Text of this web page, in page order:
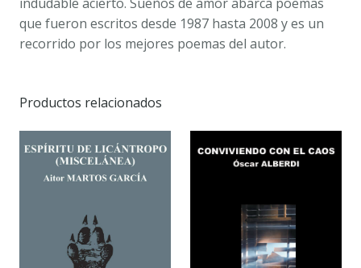
indudable acierto. Sueños de amor abarca poemas
que fueron escritos desde 1987 hasta 2008 y es un
recorrido por los mejores poemas del autor.
Productos relacionados